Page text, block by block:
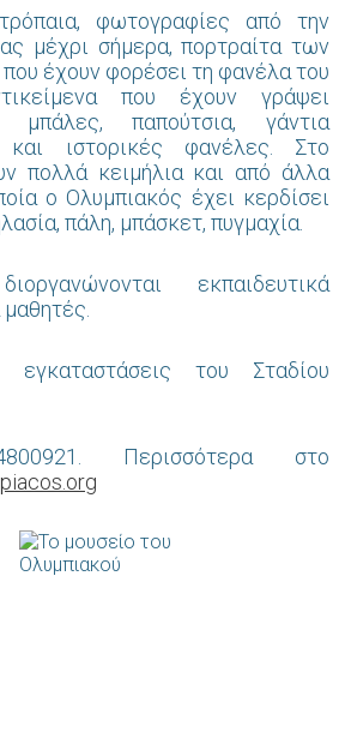
φωτογραφίες από την
μέχρι σήμερα, πορτραίτα των
έχουν φορέσει τη φανέλα του
που έχουν γράψει
μπάλες, παπούτσια, γάντια
και ιστορικές φανέλες. Στο
πολλά κειμήλια και από άλλα
ο Ολυμπιακός έχει κερδίσει
πάλη, μπάσκετ, πυγμαχία.
εκπαιδευτικά
εγκαταστάσεις του Σταδίου
Περισσότερα στο